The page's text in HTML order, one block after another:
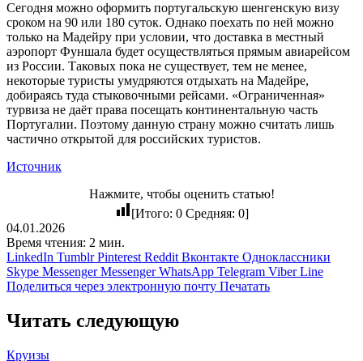
Сегодня можно оформить португальскую шенгенскую визу
сроком на 90 или 180 суток. Однако поехать по ней можно
только на Мадейру при условии, что доставка в местный
аэропорт Фуншала будет осуществляться прямым авиарейсом
из России. Таковых пока не существует, тем не менее,
некоторые туристы умудряются отдыхать на Мадейре,
добираясь туда стыковочными рейсами. «Ограниченная»
турвиза не даёт права посещать континентальную часть
Португалии. Поэтому данную страну можно считать лишь
частично открытой для российских туристов.
Источник
Нажмите, чтобы оценить статью!
[Итого: 0Средняя: 0]
04.01.2026
Время чтения: 2 мин.
LinkedIn Tumblr Pinterest Reddit Вконтакте Одноклассники
Skype Messenger Messenger WhatsApp Telegram Viber Line
Поделиться через электронную почту Печатать
Читать следующую
Круизы